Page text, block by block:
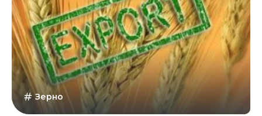
Зерно